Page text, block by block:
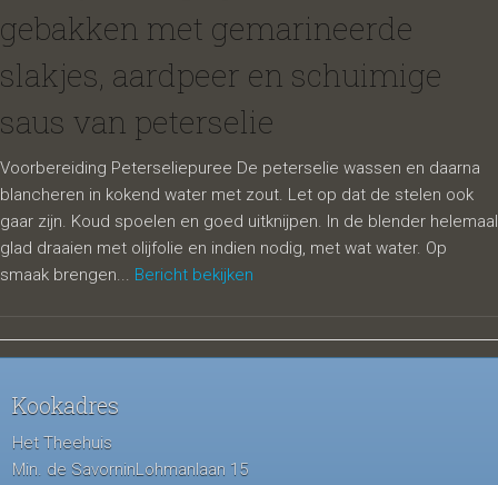
gebakken met gemarineerde
slakjes, aardpeer en schuimige
saus van peterselie
Voorbereiding Peterseliepuree De peterselie wassen en daarna
blancheren in kokend water met zout. Let op dat de stelen ook
gaar zijn. Koud spoelen en goed uitknijpen. In de blender helemaal
glad draaien met olijfolie en indien nodig, met wat water. Op
smaak brengen... Bericht bekijken
Kookadres
Het Theehuis
Min. de SavorninLohmanlaan 15